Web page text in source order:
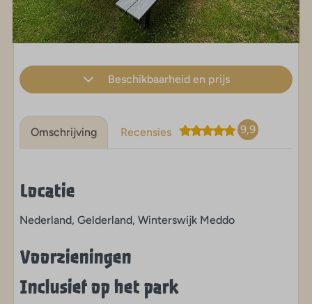
Beschikbaarheid en prijs
Omschrijving Recensies 9,9
Locatie
Nederland, Gelderland, Winterswijk Meddo
Voorzieningen
Inclusief op het park